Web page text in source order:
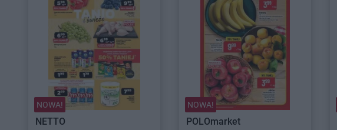
NOWA!
NETTO
NOWA!
POLOmarket